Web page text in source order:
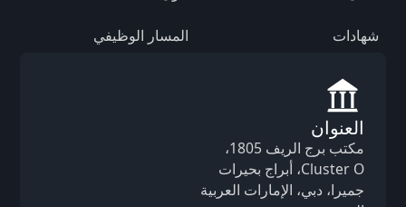
شهادات المسار الوظيفي
العنوان
مكتب برج الريف 1805،
Cluster O، أبراج بحيرات
جميرا، دبي، الإمارات العربية